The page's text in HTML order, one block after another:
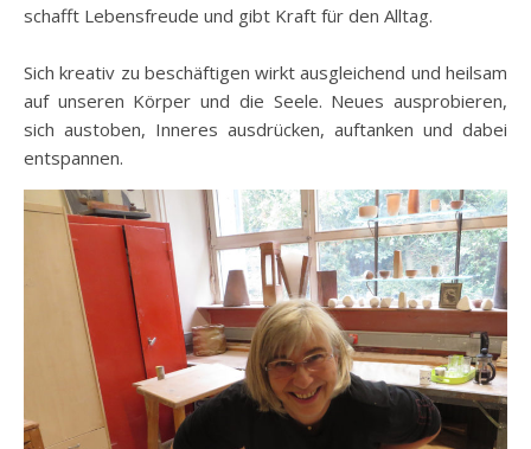
schafft Lebensfreude und gibt Kraft für den Alltag.
Sich kreativ zu beschäftigen wirkt ausgleichend und heilsam
auf unseren Körper und die Seele. Neues ausprobieren,
sich austoben, Inneres ausdrücken, auftanken und dabei
entspannen.